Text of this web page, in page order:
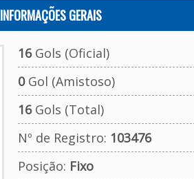
INFORMAÇÕES GERAIS
16Gols (Oficial)
0Gol (Amistoso)
16Gols (Total)
Nº de Registro: 103476
Posição: Fixo